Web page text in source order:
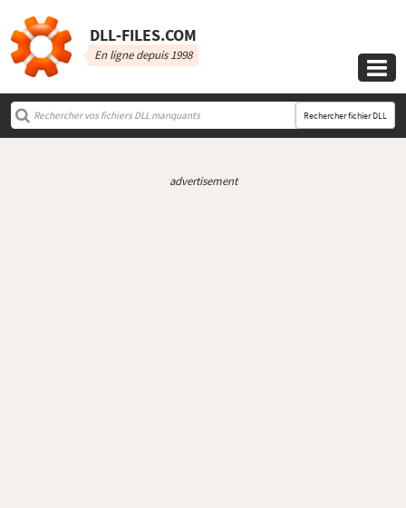
DLL‑FILES.COM
En ligne depuis 1998

Rechercher fichier DLL
advertisement